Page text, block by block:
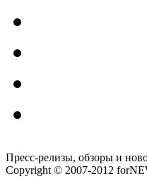
Пресс-релизы, обзоры и
Copyright © 2007-2012